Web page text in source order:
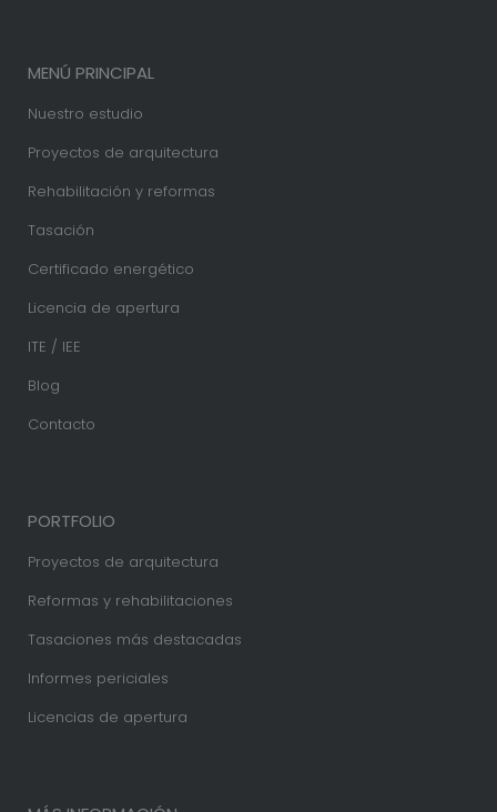
MENÚ PRINCIPAL
Nuestro estudio
Proyectos de arquitectura
Rehabilitación y reformas
Tasación
Certificado energético
Licencia de apertura
ITE / IEE
Blog
Contacto
PORTFOLIO
Proyectos de arquitectura
Reformas y rehabilitaciones
Tasaciones más destacadas
Informes periciales
Licencias de apertura